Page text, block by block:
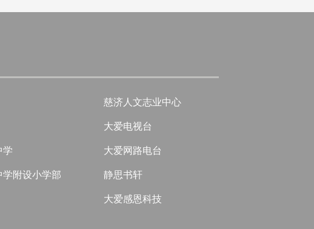
学
附设小学部
慈济人文志业中心
大爱电视台
大爱网路电台
静思书轩
大爱感恩科技